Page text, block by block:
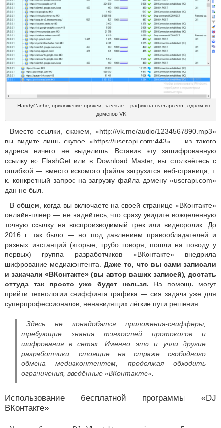
HandyCache, приложение-прокси, засекает трафик на userapi.com, одном из
доменов VK
Вместо ссылки, скажем, «http://vk.me/audio/1234567890.mp3»
вы видите лишь скупое «https://userapi.com:443» — из такого
адреса ничего не выделишь. Вставив эту зашифрованную
ссылку во FlashGet или в Download Master, вы столкнётесь с
ошибкой — вместо искомого файла загрузится веб-страница, т.
к. конкретный запрос на загрузку файла домену «userapi.com»
дан не был.
В общем, когда вы включаете на своей странице «ВКонтакте»
онлайн-плеер — не надейтесь, что сразу увидите вожделенную
точную ссылку на воспроизводимый трек или видеоролик. До
2016 г. так было — но под давлением правообладателей и
разных инстанций (вторые, грубо говоря, пошли на поводу у
первых) группа разработчиков «ВКонтакте» внедрила
шифрование медиаконтента.Даже то, что вы сами записали
и закачали «ВКонтакте» (вы автор ваших записей), достать
оттуда так просто уже будет нельзя. На помощь могут
прийти технологии сниффинга трафика — сия задача уже для
суперпрофессионалов, ненавидящих лёгкие пути решения.
Здесь не понадобятся приложения-снифферы,
требующие знания тонкостей протоколов и
шифрования в сетях. Именно это и учли другие
разработчики, стоящие на страже свободного
обмена медиаконтентом, продолжая обходить
ограничения, введённые «ВКонтакте».
Использование бесплатной программы «DJ
ВКонтакте»